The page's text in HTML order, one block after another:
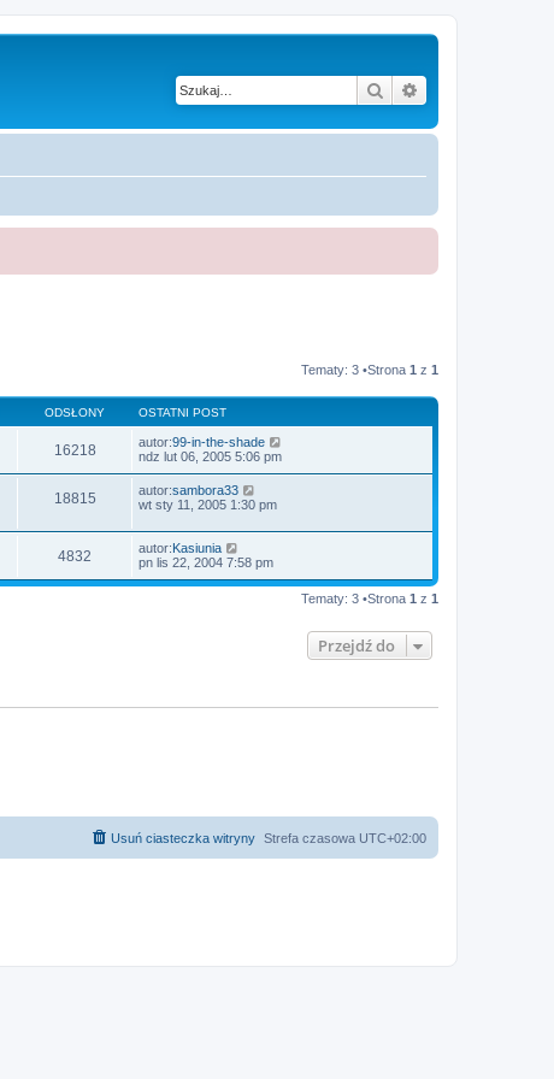
Szukaj
Tematy: 3 •Strona 1 z 1
ODSŁONY OSTATNI POST
16218 autor:99-in-the-shade
ndz lut 06, 2005 5:06 pm
18815 autor:sambora33
wt sty 11, 2005 1:30 pm
4832 autor:Kasiunia
pn lis 22, 2004 7:58 pm
Tematy: 3 •Strona 1 z 1
Przejdź do
Strefa czasowa UTC+02:00
Usuń ciasteczka witryny